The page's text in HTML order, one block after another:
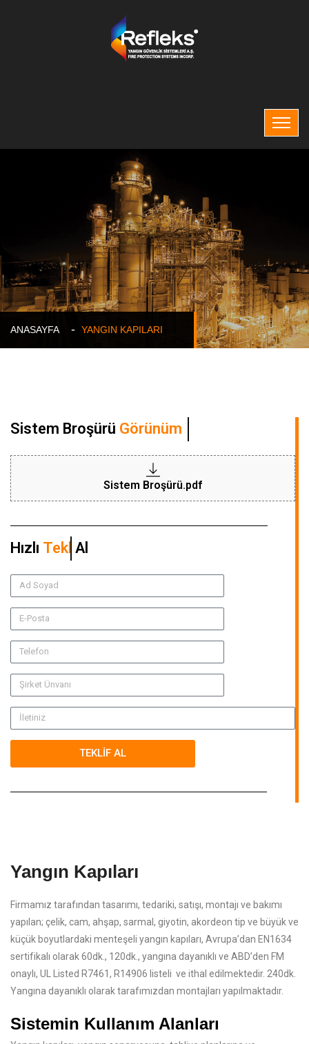
ANASAYFA YANGIN KAPILARI
Sistem Broşürü Görünüm
Sistem Broşürü.pdf
Hızlı Teklif
TEKLİF AL
Yangın Kapıları
Firmamız tarafından tasarımı, tedariki, satışı, montajı ve bakımı
yapılan; çelik, cam, ahşap, sarmal, giyotin, akordeon tip ve büyük ve
küçük boyutlardaki menteşeli yangın kapıları, Avrupa’dan EN1634
sertifikalı olarak 60dk., 120dk., yangına dayanıklı ve ABD’den FM
onaylı, UL Listed R7461, R14906 listeli ve ithal edilmektedir. 240dk.
Yangına dayanıklı olarak tarafımızdan montajları yapılmaktadır.
Sistemin Kullanım Alanları